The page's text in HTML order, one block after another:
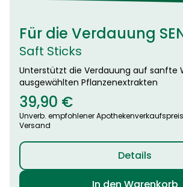
Für die Verdauung
Saft Sticks
Unterstützt die Verdauung auf sanfte
ausgewählten Pflanzenextrakten
39,90 €
Unverb. empfohlener
Versand
Details